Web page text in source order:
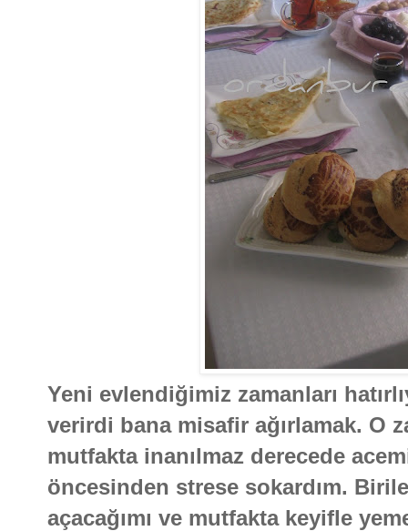
Yeni evlendiğimiz zamanları
verirdi bana misafir ağırlamak. O
mutfakta inanılmaz derecede
öncesinden strese sokardım.
açacağımı ve mutfakta keyifle